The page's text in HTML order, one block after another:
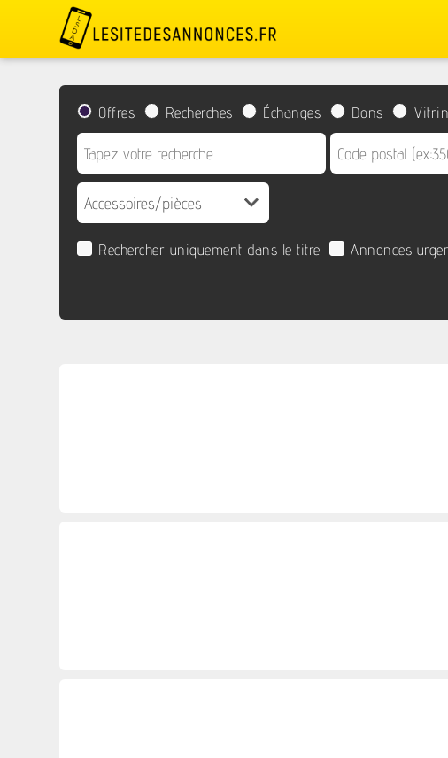
Offres Recherches Échanges Dons
Rechercher uniquement dans le titre Annonces